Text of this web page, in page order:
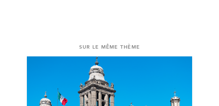
SUR LE MÊME THÈME